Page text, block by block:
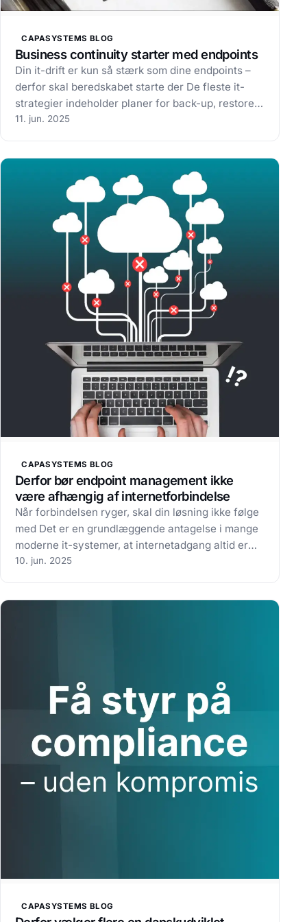
CAPASYSTEMS BLOG
Business continuity starter med endpoints
Din it-drift er kun så stærk som dine endpoints –
derfor skal beredskabet starte der De fleste it-
strategier indeholder planer for back-up, restore
og krisehåndtering. Men ét afgørende område
11. jun. 2025
CAPASYSTEMS BLOG
Derfor bør endpoint management ikke
være afhængig af internetforbindelse
Når forbindelsen ryger, skal din løsning ikke følge
med Det er en grundlæggende antagelse i mange
moderne it-systemer, at internetadgang altid er
tilgængelig. Men realiteten er, at
10. jun. 2025
CAPASYSTEMS BLOG